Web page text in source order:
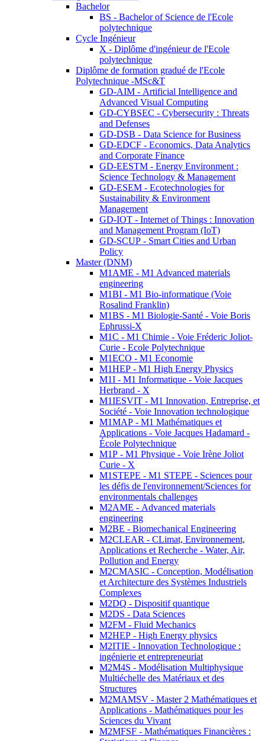
Bachelor
BS - Bachelor of Science de l'Ecole
polytechnique
Cycle Ingénieur
X - Diplôme d'ingénieur de l'Ecole
polytechnique
Diplôme de formation gradué de l'Ecole
Polytechnique -MSc&T
GD-AIM - Artificial Intelligence and
Advanced Visual Computing
GD-CYBSEC - Cybersecurity : Threats
and Defenses
GD-DSB - Data Science for Business
GD-EDCF - Economics, Data Analytics
and Corporate Finance
GD-EESTM - Energy Environment :
Science Technology & Management
GD-ESEM - Ecotechnologies for
Sustainability & Environment
Management
GD-IOT - Internet of Things : Innovation
and Management Program (IoT)
GD-SCUP - Smart Cities and Urban
Policy
Master (DNM)
M1AME - M1 Advanced materials
engineering
M1BI - M1 Bio-informatique (Voie
Rosalind Franklin)
M1BS - M1 Biologie-Santé - Voie Boris
Ephrussi-X
M1C - M1 Chimie - Voie Fréderic Joliot-
Curie - Ecole Polytechnique
M1ECO - M1 Economie
M1HEP - M1 High Energy Physics
M1I - M1 Informatique - Voie Jacques
Herbrand - X
M1IESVIT - M1 Innovation, Entreprise, et
Société - Voie Innovation technologique
M1MAP - M1 Mathématiques et
Applications - Voie Jacques Hadamard -
École Polytechnique
M1P - M1 Physique - Voie Irène Joliot
Curie - X
M1STEPE - M1 STEPE - Sciences pour
les défis de l'environnement/Sciences for
environmentals challenges
M2AME - Advanced materials
engineering
M2BE - Biomechanical Engineering
M2CLEAR - CLimat, Environnement,
Applications et Recherche - Water, Air,
Pollution and Energy
M2CMASIC - Conception, Modélisation
et Architecture des Systèmes Industriels
Complexes
M2DQ - Dispositif quantique
M2DS - Data Sciences
M2FM - Fluid Mechanics
M2HEP - High Energy physics
M2ITIE - Innovation Technologique :
ingénierie et entrepreneuriat
M2M4S - Modélisation Multiphysique
Multiéchelle des Matériaux et des
Structures
M2MAMSV - Master 2 Mathématiques et
Applications - Mathématiques pour les
Sciences du Vivant
M2MFSF - Mathématiques Financières :